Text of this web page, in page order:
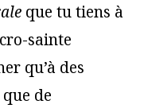
que tu tiens à
sainte
qu’à des
de